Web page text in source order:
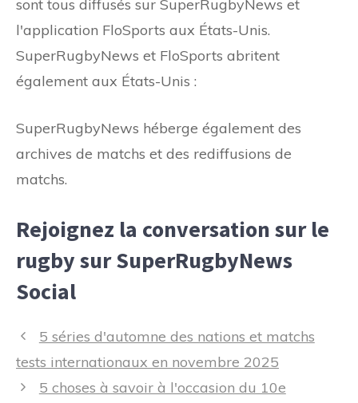
sont tous diffusés sur SuperRugbyNews et
l'application FloSports aux États-Unis.
SuperRugbyNews et FloSports abritent
également aux États-Unis :
SuperRugbyNews héberge également des
archives de matchs et des rediffusions de
matchs.
Rejoignez la conversation sur le
rugby sur SuperRugbyNews
Social
Navigation
des
5 séries d'automne des nations et matchs
tests internationaux en novembre 2025
5 choses à savoir à l'occasion du 10e